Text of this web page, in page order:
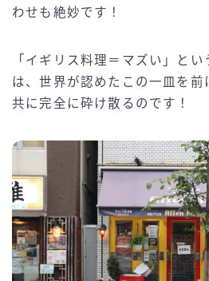
わせも絶妙です！
「イギリス料理＝マズい」と
は、世界が認めたこの一皿を前
共に完全に砕け散るのです！